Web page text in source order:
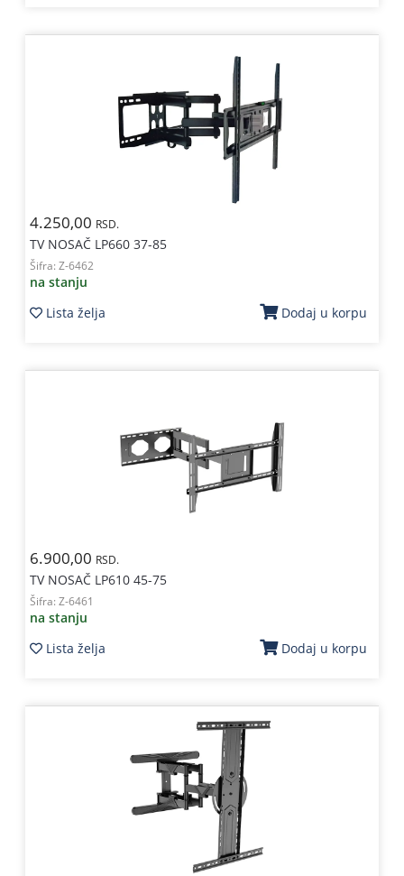
4.250,00 RSD.
TV NOSAČ LP660 37-85
Šifra: Z-6462
na stanju
Lista želja
Dodaj u korpu
6.900,00 RSD.
TV NOSAČ LP610 45-75
Šifra: Z-6461
na stanju
Lista želja
Dodaj u korpu